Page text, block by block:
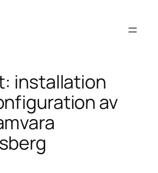
installation
av